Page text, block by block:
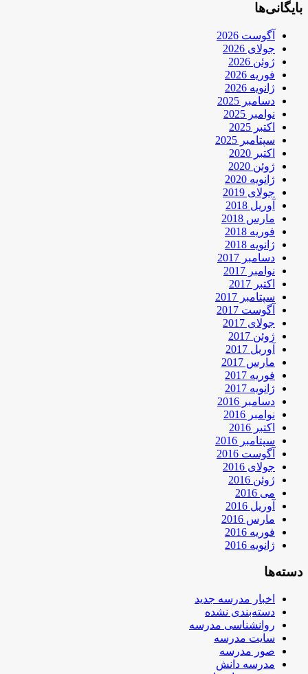
بایگانی‌ها
آگوست 2026
جولای 2026
ژوئن 2026
فوریه 2026
ژانویه 2026
دسامبر 2025
نوامبر 2025
اکتبر 2025
سپتامبر 2025
اکتبر 2020
ژوئن 2020
ژانویه 2020
جولای 2019
آوریل 2018
مارس 2018
فوریه 2018
ژانویه 2018
دسامبر 2017
نوامبر 2017
اکتبر 2017
سپتامبر 2017
آگوست 2017
جولای 2017
ژوئن 2017
آوریل 2017
مارس 2017
فوریه 2017
ژانویه 2017
دسامبر 2016
نوامبر 2016
اکتبر 2016
سپتامبر 2016
آگوست 2016
جولای 2016
ژوئن 2016
می 2016
آوریل 2016
مارس 2016
فوریه 2016
ژانویه 2016
دسته‌ها
اخبار مدرسه جدید
دسته‌بندی نشده
روانشناسی مدرسه
سایت مدرسه
صور مدرسه
مدرسه دانش